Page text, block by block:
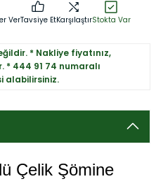
VerTavsiye EtKarşılaştırStokta Var
* Nakliye fiyatınız,
444 91 74 numaralı
alabilirsiniz.
Çelik Şömine